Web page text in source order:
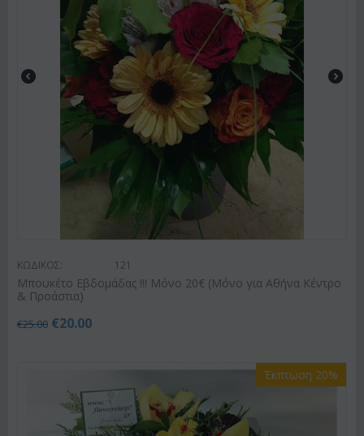
ΚΩΔΙΚΟΣ: 121
Μπουκέτο Εβδομάδας !!! Μόνο 20€ (Μόνο για Αθήνα Κέντρο
& Προάστια)
€25.00 €20.00
Έκπτωση 20%